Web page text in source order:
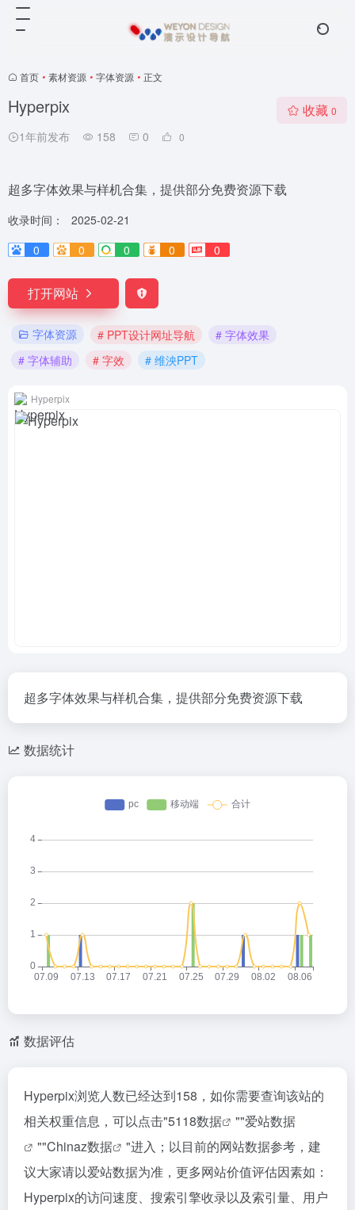
首页 • 素材资源 • 字体资源 • 正文
Hyperpix
1年前发布 158 0 0
收藏 0
超多字体效果与样机合集，提供部分免费资源下载
收录时间：
2025-02-21
0
0 0 0 0
打开网站
字体资源 # PPT设计网址导航
# 字体效果
# 字体辅助
# 字效 # 维泱PPT
Hyperpix
超多字体效果与样机合集，提供部分免费资源下载
数据统计
数据评估
Hyperpix浏览人数已经达到158，如你需要查询该站的
相关权重信息，可以点击"5118数据 ""爱站数据
""Chinaz数据
"进入；以目前的网站数据参考，建
议大家请以爱站数据为准，更多网站价值评估因素如：
Hyperpix的访问速度、搜索引擎收录以及索引量、用户